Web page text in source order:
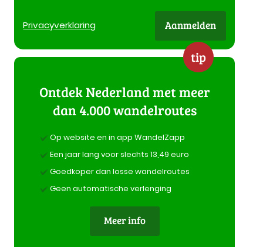
Privacyverklaring Aanmelden
tip
Ontdek Nederland met meer
dan 4.000 wandelroutes
Op website en in app WandelZapp
Een jaar lang voor slechts 13,49 euro
Goedkoper dan losse wandelroutes
Geen automatische verlenging
Meer info